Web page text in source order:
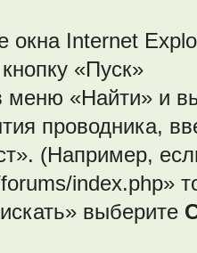
окна Internet
«Пуск»
меню «Найти» и
проводника,
(Например,
index.php»
выберите